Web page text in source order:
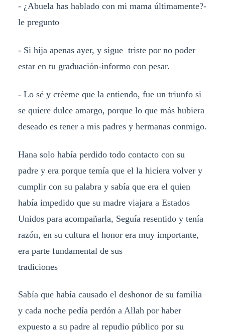
- ¿Abuela has hablado con mi mama últimamente?-
le pregunto
- Si hija apenas ayer, y sigue triste por no poder
estar en tu graduación-informo con pesar.
- Lo sé y créeme que la entiendo, fue un triunfo si
se quiere dulce amargo, porque lo que más hubiera
deseado es tener a mis padres y hermanas conmigo.
Hana solo había perdido todo contacto con su
padre y era porque temía que el la hiciera volver y
cumplir con su palabra y sabía que era el quien
había impedido que su madre viajara a Estados
Unidos para acompañarla, Seguía resentido y tenía
razón, en su cultura el honor era muy importante,
era parte fundamental de sus
tradiciones
Sabía que había causado el deshonor de su familia
y cada noche pedía perdón a Allah por haber
expuesto a su padre al repudio público por su